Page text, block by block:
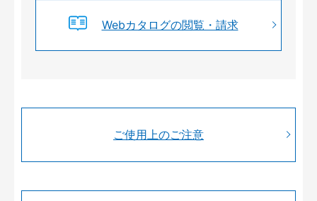
Webカタログの閲覧・請求
ご使用上のご注意